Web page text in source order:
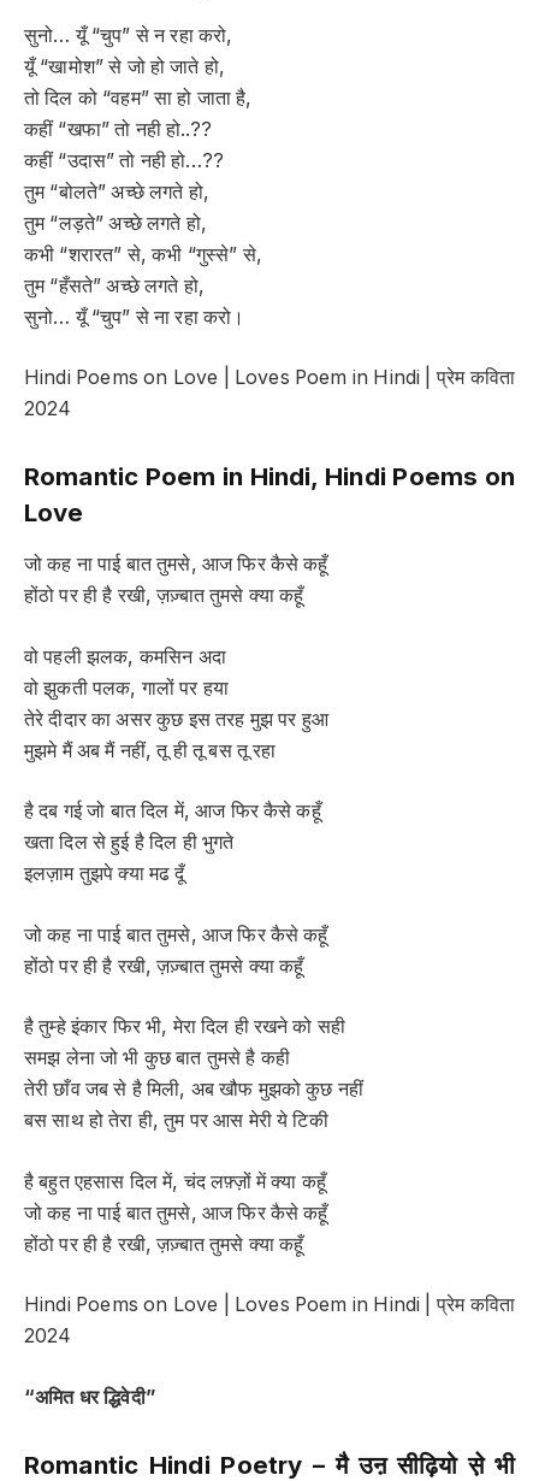
सुनो… यूँ “चुप” से न रहा करो,
यूँ “खामोश” से जो हो जाते हो,
तो दिल को “वहम” सा हो जाता है,
कहीं “खफा” तो नही हो..??
कहीं “उदास” तो नही हो…??
तुम “बोलते” अच्छे लगते हो,
तुम “लड़ते” अच्छे लगते हो,
कभी “शरारत” से, कभी “गुस्से” से,
तुम “हँसते” अच्छे लगते हो,
सुनो… यूँ “चुप” से ना रहा करो।
Hindi Poems on Love | Loves Poem in Hindi | प्रेम कविता
2024
Romantic Poem in Hindi, Hindi Poems on
Love
जो कह ना पाई बात तुमसे, आज फिर कैसे कहूँ
होंठो पर ही है रखी, ज़ज़्बात तुमसे क्या कहूँ
वो पहली झलक, कमसिन अदा
वो झुकती पलक, गालों पर हया
तेरे दीदार का असर कुछ इस तरह मुझ पर हुआ
मुझमे मैं अब मैं नहीं, तू ही तू बस तू रहा
है दब गई जो बात दिल में, आज फिर कैसे कहूँ
खता दिल से हुई है दिल ही भुगते
इलज़ाम तुझपे क्या मढ दूँ
जो कह ना पाई बात तुमसे, आज फिर कैसे कहूँ
होंठो पर ही है रखी, ज़ज़्बात तुमसे क्या कहूँ
है तुम्हे इंकार फिर भी, मेरा दिल ही रखने को सही
समझ लेना जो भी कुछ बात तुमसे है कही
तेरी छाँव जब से है मिली, अब खौफ मुझको कुछ नहीं
बस साथ हो तेरा ही, तुम पर आस मेरी ये टिकी
है बहुत एहसास दिल में, चंद लफ़्ज़ों में क्या कहूँ
जो कह ना पाई बात तुमसे, आज फिर कैसे कहूँ
होंठो पर ही है रखी, ज़ज़्बात तुमसे क्या कहूँ
Hindi Poems on Love | Loves Poem in Hindi | प्रेम कविता
2024
“अमित धर द्धिवेदी”
Romantic Hindi Poetry –मै उऩ सीढ़ियो से़ भी